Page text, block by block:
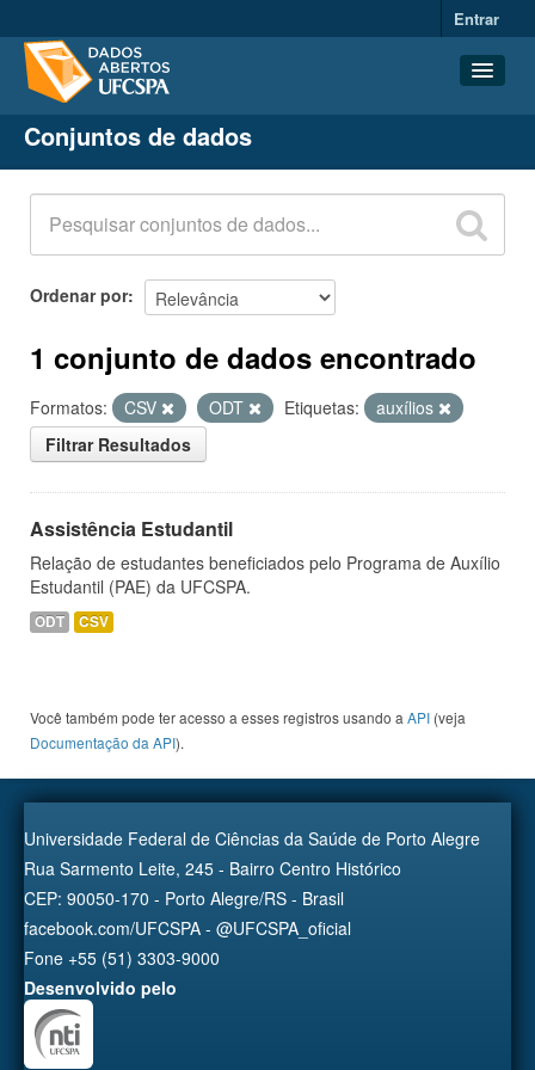
Entrar
Conjuntos de dados
Organizações
Grupos
Sobre
Conjuntos de dados
Ordenar por
1 conjunto de dados encontrado
Formatos: CSV ODT Etiquetas:
auxílios
Filtrar Resultados
Assistência Estudantil
Relação de estudantes beneficiados pelo Programa de Auxílio
Estudantil (PAE) da UFCSPA.
ODT CSV
Você também pode ter acesso a esses registros usando a API (veja
Documentação da API).
Universidade Federal de Ciências da Saúde de Porto Alegre
Rua Sarmento Leite, 245 - Bairro Centro Histórico
CEP: 90050-170 - Porto Alegre/RS - Brasil
facebook.com/UFCSPA - @UFCSPA_oficial
Fone +55 (51) 3303-9000
Desenvolvido pelo